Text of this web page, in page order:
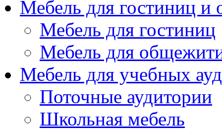
Мебель для гостиниц
Мебель для гостиниц
Мебель для
Мебель для учебных
Поточные аудитории
Школьная мебель